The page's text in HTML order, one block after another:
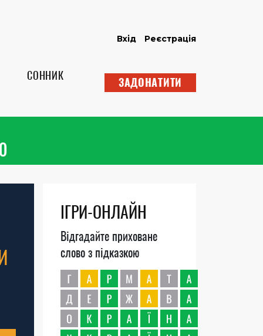
Вхід Реєстрація
СОННИК ЗАДОНАТИТИ
ІГРИ-ОНЛАЙН
Відгадайте приховане
слово з підказкою